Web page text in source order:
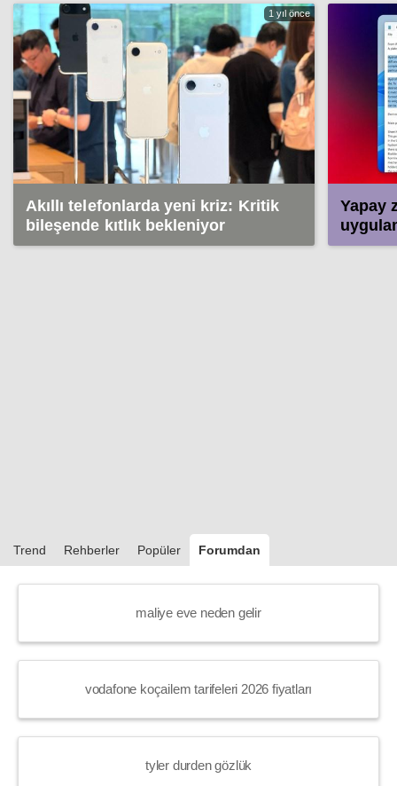
1 yıl önce
Akıllı telefonlarda yeni kriz: Kritik
bileşende kıtlık bekleniyor
Yapay
Trend Rehberler Popüler Forumdan
maliye eve neden gelir
vodafone koçailem tarifeleri 2026 fiyatları
tyler durden gözlük